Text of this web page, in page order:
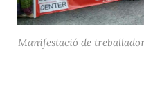
Manifestació de